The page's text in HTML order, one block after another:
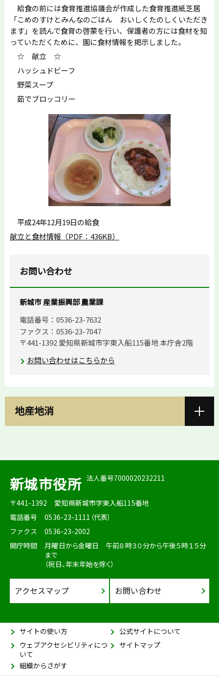
給食の前には食育推進協議会が作成した食育推進紙芝居
「こめのすけとみんなのごはん おいしくたのしくいただき
ます」を読んで食育の啓蒙を行い、保護者の方には食材を知
っていただくために、園に食材情報を掲示しました。
☆ 献立 ☆
ハッシュドビーフ
野菜スープ
茹でブロッコリー
平成24年12月19日の給食
献立と食材情報（PDF：436KB）
お問い合わせ
新城市 産業振興部 農業課
電話番号：0536-23-7632
ファクス：0536-23-7047
〒441-1392 愛知県新城市字東入船115番地 本庁舎2階
お問い合わせはこちらから
地産地消
新城市役所 法人番号7000020232211
〒441-1392
愛知県新城市字東入船115番地
電話番号
0536-23-1111（代表）
ファクス
0536-23-2002
開庁時間
月曜日から金曜日 午前８時３０分から午後５時１５分
まで
（祝日、年末年始を除く）
アクセスマップ お問い合わせ
サイトの使い方
公式サイトについて
ウェブアクセシビリティにつ
いて
サイトマップ
組織からさがす